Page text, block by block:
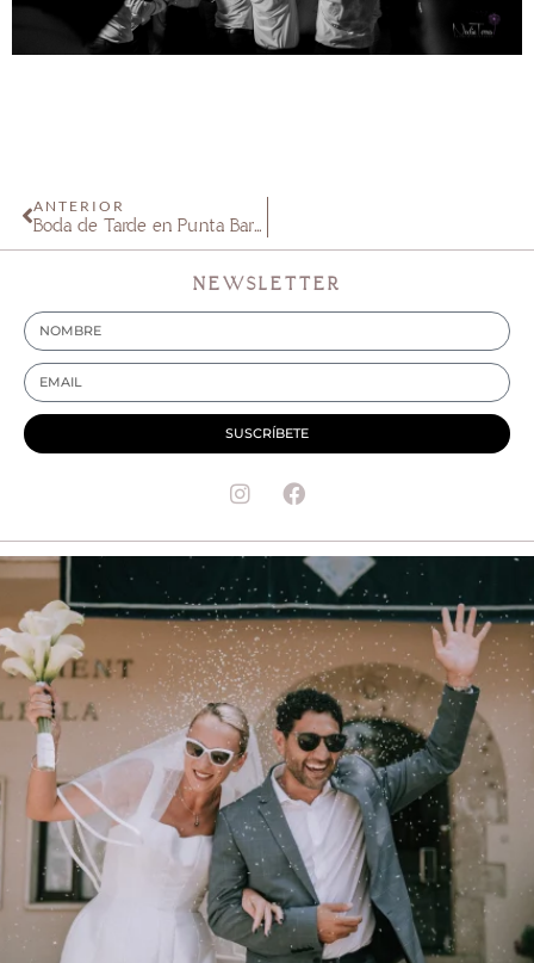
ANTERIOR
Boda de Tarde en Punta Barranca Lu & Iñaki
NEWSLETTER
SUSCRÍBETE